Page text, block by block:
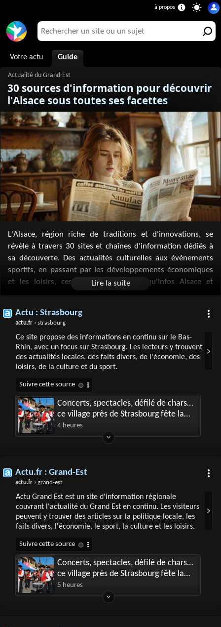
Votre actu Guide
30 sources d'information pour découvrir
l'Alsace sous toutes ses facettes
L'Alsace, région riche de traditions et d'innovations, se
révèle à travers 30 sites et chaînes d'information dédiés à
sa découverte. Des actualités culturelles aux événements
sportifs, en passant par les développements économiques
et les loisirs, ces plateformes telles qu'Infos Alsace et
approfondis, et sa chaîne YouTube enrichissent le contenu
spécificités régionales. Ces médias sont des fenêtres
ouvertes sur l'Alsace, invitant résidents et visiteurs à
plonger dans l'actualité d'une région dynamique et
Actu : Strasbourg
actu.fr › strasbourg
Ce site propose des informations en continu sur le Bas-
Rhin, avec un focus sur Strasbourg. Les lecteurs y trouvent
des actualités locales, des faits divers, de l'économie, des
loisirs, de la culture et du sport.
Concerts, spectacles, défilé de chars…
ce village près de Strasbourg fête la
mirabelle avec plein d'animations
gratuites
4 heures
Actu.fr : Grand-Est
actu.fr › grand-est
Actu Grand Est est un site d'information régionale
couvrant l'actualité du Grand Est en continu. Les visiteurs
peuvent y trouver des articles sur la politique locale, les
faits divers, l'économie, le sport, la culture et les loisirs.
Concerts, spectacles, défilé de chars…
ce village près de Strasbourg fête la
mirabelle avec plein d'animations
gratuites
5 heures